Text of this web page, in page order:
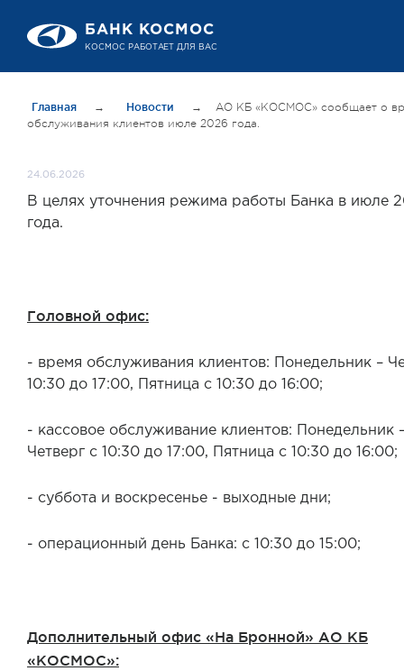
БАНК КОСМОС
Главная → Новости →
АО КБ «КОСМОС» сообщает о
обслуживания клиентов июле 2026 года.
24.06.2026
В целях уточнения режима работы Банка в июле
года.
Головной офис:
- время обслуживания клиентов: Понедельник –
10:30 до 17:00, Пятница с 10:30 до 16:00;
- кассовое обслуживание клиентов: Понедельник
Четверг с 10:30 до 17:00, Пятница с 10:30 до 16:00;
- суббота и воскресенье - выходные дни;
- операционный день Банка: с 10:30 до 15:00;
Дополнительный офис «На Бронной» АО КБ
«КОСМОС»: